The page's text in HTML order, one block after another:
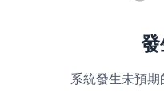
系統發生未預期